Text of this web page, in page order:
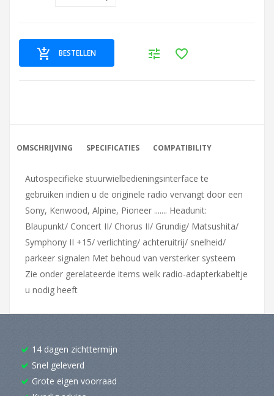
BESTELLEN
OMSCHRIJVING SPECIFICATIES COMPATIBILITY
Autospecifieke stuurwielbedieningsinterface te
gebruiken indien u de originele radio vervangt door een
Sony, Kenwood, Alpine, Pioneer ....... Headunit:
Blaupunkt/ Concert II/ Chorus II/ Grundig/ Matsushita/
Symphony II +15/ verlichting/ achteruitrij/ snelheid/
parkeer signalen Met behoud van versterker systeem
Zie onder gerelateerde items welk radio-adapterkabeltje
u nodig heeft
14 dagen zichttermijn
Snel geleverd
Grote eigen voorraad